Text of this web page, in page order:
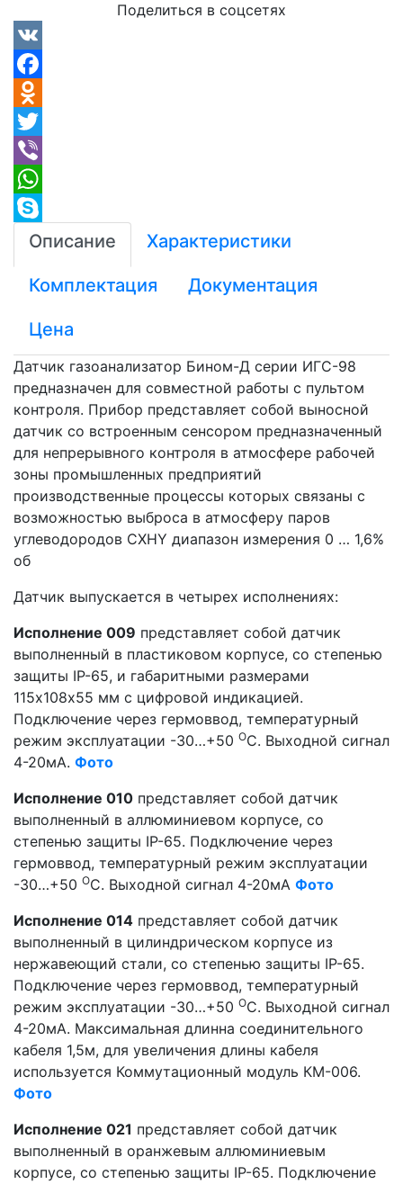
Поделиться в соцсетях
Skype
Описание Характеристики
Комплектация Документация
Цена
Датчик газоанализатор Бином-Д серии ИГС-98
предназначен для совместной работы с пультом
контроля. Прибор представляет собой выносной
датчик со встроенным сенсором предназначенный
для непрерывного контроля в атмосфере рабочей
зоны промышленных предприятий
производственные процессы которых связаны с
возможностью выброса в атмосферу паров
углеводородов CXHY диапазон измерения 0 … 1,6%
об
Датчик выпускается в четырех исполнениях:
Исполнение 009 представляет собой датчик
выполненный в пластиковом корпусе, со степенью
защиты IP-65, и габаритными размерами
115х108х55 мм с цифровой индикацией.
Подключение через гермоввод, температурный
режим эксплуатации -30…+50 ОС. Выходной сигнал
4-20мА. Фото
Исполнение 010 представляет собой датчик
выполненный в аллюминиевом корпусе, со
степенью защиты IP-65. Подключение через
гермоввод, температурный режим эксплуатации
-30…+50 ОС. Выходной сигнал 4-20мА Фото
Исполнение 014 представляет собой датчик
выполненный в цилиндрическом корпусе из
нержавеющий стали, со степенью защиты IP-65.
Подключение через гермоввод, температурный
режим эксплуатации -30…+50 ОС. Выходной сигнал
4-20мА. Максимальная длинна соединительного
кабеля 1,5м, для увеличения длины кабеля
используется Коммутационный модуль КМ-006.
Фото
Исполнение 021 представляет собой датчик
выполненный в оранжевым аллюминиевым
корпусе, со степенью защиты IP-65. Подключение